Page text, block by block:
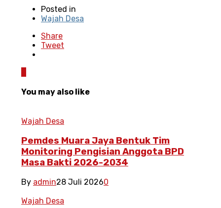
Posted in
Wajah Desa
Share
Tweet
You may also like
Wajah Desa
Pemdes Muara Jaya Bentuk Tim
Monitoring Pengisian Anggota BPD
Masa Bakti 2026-2034
By admin28 Juli 20260
Wajah Desa